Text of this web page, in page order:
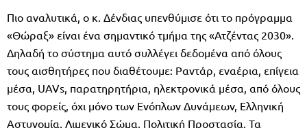
Πιο αναλυτικά, ο κ. Δένδιας υπενθύμισε ότι το πρόγραμμα
«Θώραξ» είναι ένα σημαντικό τμήμα της «Ατζέντας 2030».
Δηλαδή το σύστημα αυτό συλλέγει δεδομένα από όλους
τους αισθητήρες που διαθέτουμε: Ραντάρ, εναέρια, επίγεια
μέσα, UAVs, παρατηρητήρια, ηλεκτρονικά μέσα, από όλους
τους φορείς, όχι μόνο των Ενόπλων Δυνάμεων, Ελληνική
Αστυνομία, Λιμενικό Σώμα, Πολιτική Προστασία. Τα